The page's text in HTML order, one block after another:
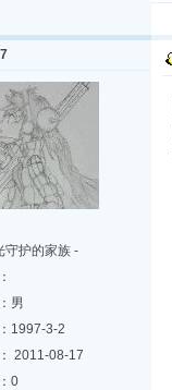
守护的家族 -
男
1997-3-2
2011-08-17
0